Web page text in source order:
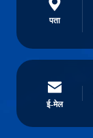
पता
ई-मेल